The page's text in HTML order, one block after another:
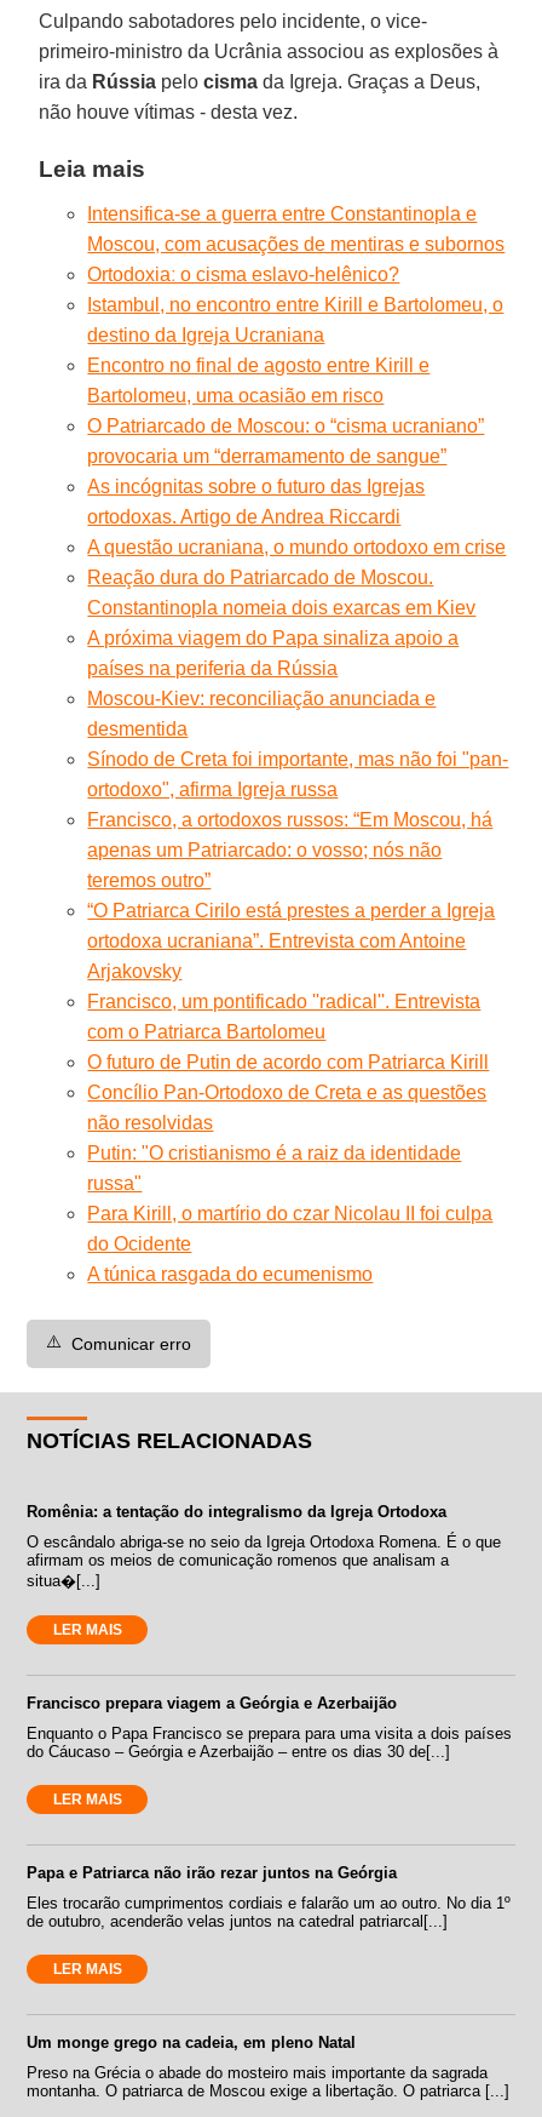
Culpando sabotadores pelo incidente, o vice-
primeiro-ministro da Ucrânia associou as explosões à
ira da Rússia pelocisma da Igreja. Graças a Deus,
não houve vítimas - desta vez.
Leia mais
Intensifica-se a guerra entre Constantinopla e
Moscou, com acusações de mentiras e subornos
Ortodoxiaː o cisma eslavo-helênico?
Istambul, no encontro entre Kirill e Bartolomeu, o
destino da Igreja Ucraniana
Encontro no final de agosto entre Kirill e
Bartolomeu, uma ocasião em risco
O Patriarcado de Moscou: o “cisma ucraniano”
provocaria um “derramamento de sangue”
As incógnitas sobre o futuro das Igrejas
ortodoxas. Artigo de Andrea Riccardi
A questão ucraniana, o mundo ortodoxo em crise
Reação dura do Patriarcado de Moscou.
Constantinopla nomeia dois exarcas em Kiev
A próxima viagem do Papa sinaliza apoio a
países na periferia da Rússia
Moscou-Kiev: reconciliação anunciada e
desmentida
Sínodo de Creta foi importante, mas não foi "pan-
ortodoxo", afirma Igreja russa
Francisco, a ortodoxos russos: “Em Moscou, há
apenas um Patriarcado: o vosso; nós não
teremos outro”
“O Patriarca Cirilo está prestes a perder a Igreja
ortodoxa ucraniana”. Entrevista com Antoine
Arjakovsky
Francisco, um pontificado ''radical''. Entrevista
com o Patriarca Bartolomeu
O futuro de Putin de acordo com Patriarca Kirill
Concílio Pan-Ortodoxo de Creta e as questões
não resolvidas
Putin: "O cristianismo é a raiz da identidade
russa"
Para Kirill, o martírio do czar Nicolau II foi culpa
do Ocidente
A túnica rasgada do ecumenismo
⚠️ Comunicar erro
NOTÍCIAS RELACIONADAS
Romênia: a tentação do integralismo da Igreja Ortodoxa
O escândalo abriga-se no seio da Igreja Ortodoxa Romena. É o que
afirmam os meios de comunicação romenos que analisam a
situa�[...]
LER MAIS
Francisco prepara viagem a Geórgia e Azerbaijão
Enquanto o Papa Francisco se prepara para uma visita a dois países
do Cáucaso – Geórgia e Azerbaijão – entre os dias 30 de[...]
LER MAIS
Papa e Patriarca não irão rezar juntos na Geórgia
Eles trocarão cumprimentos cordiais e falarão um ao outro. No dia 1º
de outubro, acenderão velas juntos na catedral patriarcal[...]
LER MAIS
Um monge grego na cadeia, em pleno Natal
Preso na Grécia o abade do mosteiro mais importante da sagrada
montanha. O patriarca de Moscou exige a libertação. O patriarca [...]